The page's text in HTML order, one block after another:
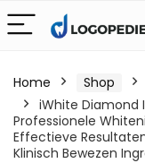
Home Shop
iWhite Diamond
Professionele
Effectieve
Klinisch Bewezen